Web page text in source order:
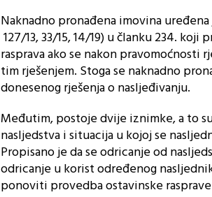
Naknadno pronađena imovina
127/13, 33/15, 14/19) u članku 234.
rasprava ako se nakon pravomoćnosti
tim rješenjem. Stoga se naknadno
donesenog rješenja o nasljeđivanju.
Međutim, postoje dvije iznimke, a to
nasljedstva i situacija u kojoj se
Propisano je da se odricanje od
odricanje u korist određenog
ponoviti provedba ostavinske